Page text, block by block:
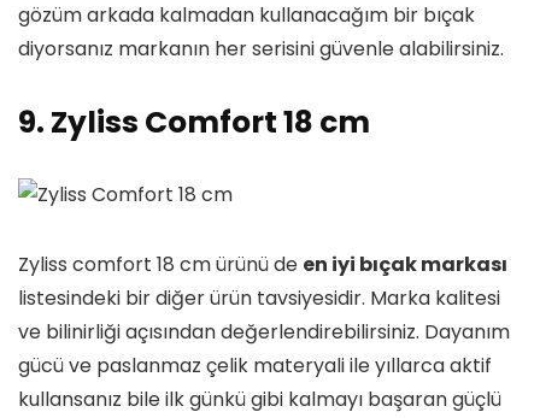
gözüm arkada kalmadan kullanacağım bir bıçak
diyorsanız markanın her serisini güvenle alabilirsiniz.
9. Zyliss Comfort 18 cm
Zyliss comfort 18 cm ürünü de en iyi bıçak markası
listesindeki bir diğer ürün tavsiyesidir. Marka kalitesi
ve bilinirliği açısından değerlendirebilirsiniz. Dayanım
gücü ve paslanmaz çelik materyali ile yıllarca aktif
kullansanız bile ilk günkü gibi kalmayı başaran güçlü